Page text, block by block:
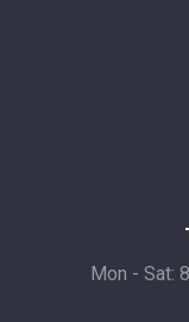
Mon - Sat: 8